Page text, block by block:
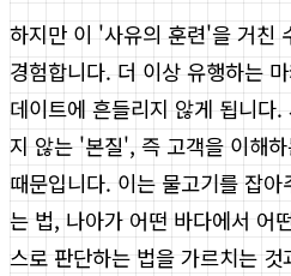
하지만 이 '사유의 훈련'을 거친
경험합니다. 더 이상 유행하는
데이트에 흔들리지 않게 됩니다
지 않는 '본질', 즉 고객을 이해
때문입니다. 이는 물고기를 잡
는 법, 나아가 어떤 바다에서 어
스로 판단하는 법을 가르치는